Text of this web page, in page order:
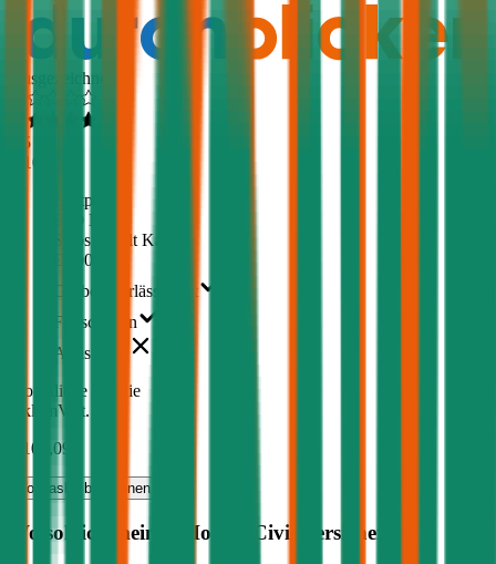
Ausgezeichnet
4,5
510
Haftpflicht
€ 20 Mio.
Selbstbehalt Kasko
€ 500
Grobe Fahrlässigkeit
Freischaden
Assistance
Monatliche Prämie
inkl. mVSt.
€ 108,09
Vollkasko berechnen
Wo soll ich meinen Honda Civic versichern?